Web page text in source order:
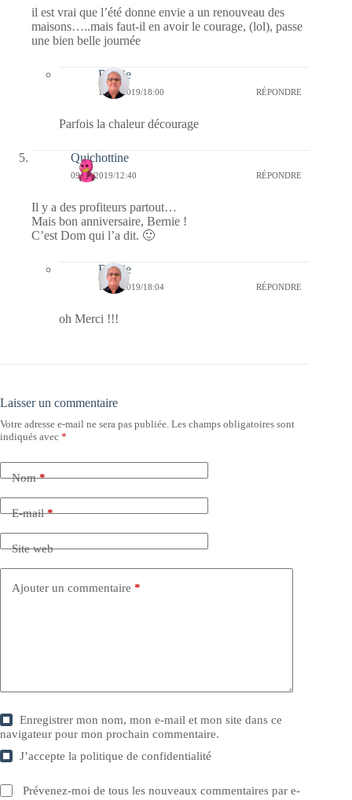
il est vrai que l’été donne envie a un renouveau des
maisons…..mais faut-il en avoir le courage, (lol), passe
une bien belle journée
Bernie
10/07/2019/18:00 RÉPONDRE
Parfois la chaleur décourage
Quichottine
09/07/2019/12:40 RÉPONDRE
Il y a des profiteurs partout…
Mais bon anniversaire, Bernie !
C’est Dom qui l’a dit. 🙂
Bernie
10/07/2019/18:04 RÉPONDRE
oh Merci !!!
Laisser un commentaire
Votre adresse e-mail ne sera pas publiée. Les champs obligatoires sont
indiqués avec *
Nom*
E-mail*
Site web
Ajouter un commentaire *
Enregistrer mon nom, mon e-mail et mon site dans ce
navigateur pour mon prochain commentaire.
J’accepte lapolitique de confidentialité
Prévenez-moi de tous les nouveaux commentaires par e-